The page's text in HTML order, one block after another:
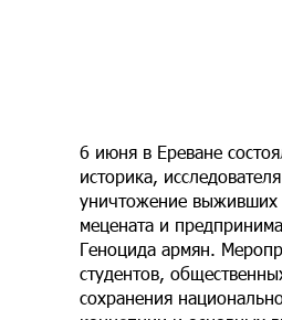
6 июня в Ереване
историка,
уничтожение выживших
мецената и
Геноцида армян.
студентов,
сохранения